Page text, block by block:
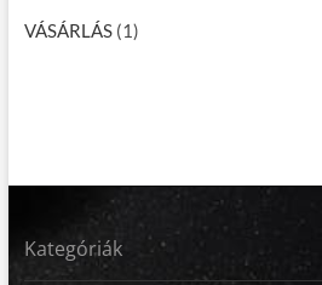
VÁSÁRLÁS(1)
Kategóriák